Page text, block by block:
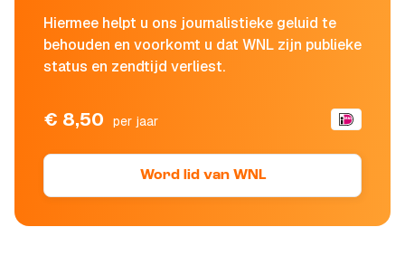
Hiermee helpt u ons journalistieke geluid te
behouden en voorkomt u dat WNL zijn publieke
status en zendtijd verliest.
€ 8,50 per jaar
Word lid van WNL